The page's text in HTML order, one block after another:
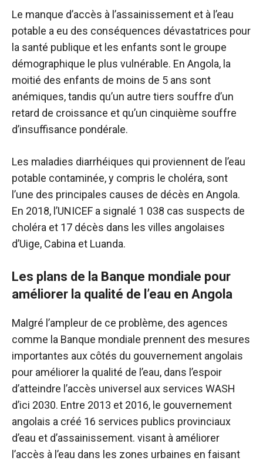
Le manque d’accès à l’assainissement et à l’eau
potable a eu des conséquences dévastatrices pour
la santé publique et les enfants sont le groupe
démographique le plus vulnérable. En Angola, la
moitié des enfants de moins de 5 ans sont
anémiques, tandis qu’un autre tiers souffre d’un
retard de croissance et qu’un cinquième souffre
d’insuffisance pondérale.
Les maladies diarrhéiques qui proviennent de l’eau
potable contaminée, y compris le choléra, sont
l’une des principales causes de décès en Angola.
En 2018, l’UNICEF a signalé 1 038 cas suspects de
choléra et 17 décès dans les villes angolaises
d’Uige, Cabina et Luanda.
Les plans de la Banque mondiale pour
améliorer la qualité de l’eau en Angola
Malgré l’ampleur de ce problème, des agences
comme la Banque mondiale prennent des mesures
importantes aux côtés du gouvernement angolais
pour améliorer la qualité de l’eau, dans l’espoir
d’atteindre l’accès universel aux services WASH
d’ici 2030. Entre 2013 et 2016, le gouvernement
angolais a créé 16 services publics provinciaux
d’eau et d’assainissement. visant à améliorer
l’accès à l’eau dans les zones urbaines en faisant